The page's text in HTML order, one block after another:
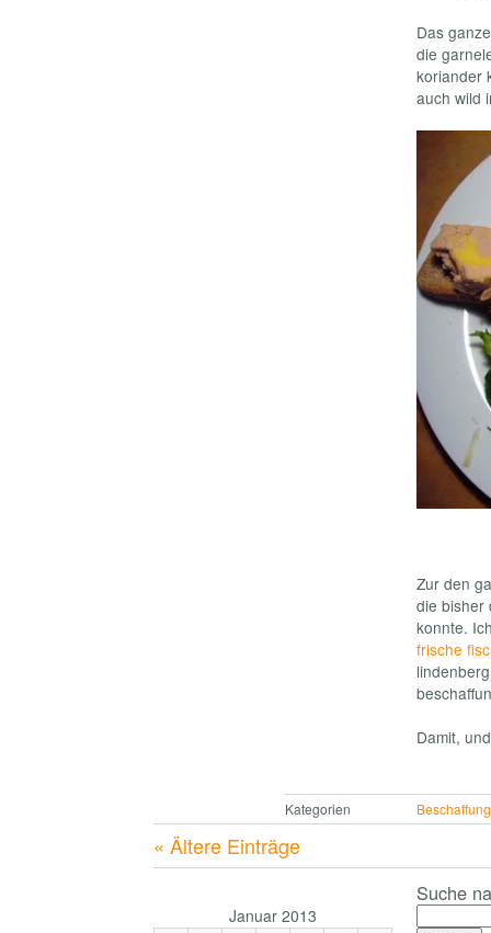
Das
die
koriander
auch wild
Zur den
die bisher
konnte.
frische
Damit,
Kategorien Beschaffung
« Ältere Einträge
Januar 2013
Suche